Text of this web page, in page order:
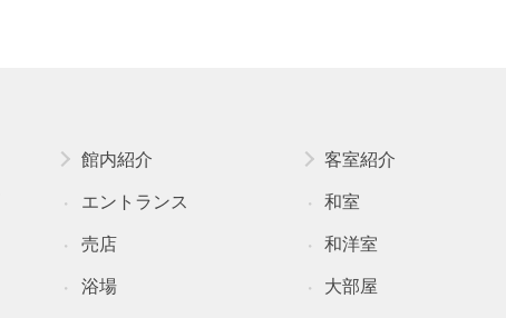
館内紹介
エントランス
売店
浴場
客室紹介
和室
和洋室
大部屋